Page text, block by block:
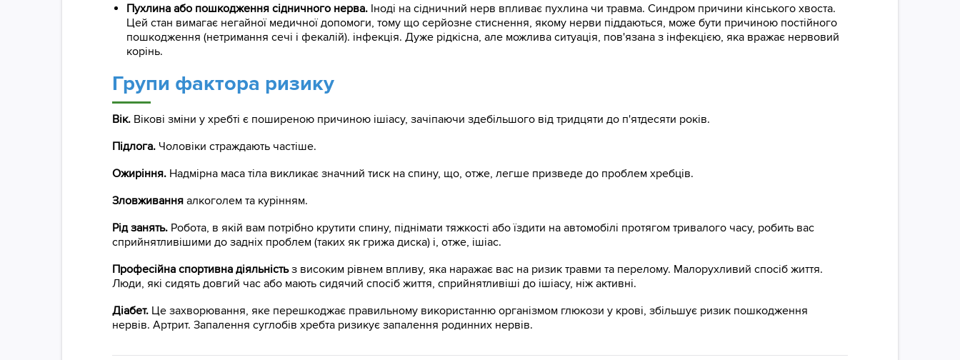
Пухлина або пошкодження сідничного нерва. Іноді на сідничний нерв впливає пухлина чи травма. Синдром причини кінського хвоста.
Цей стан вимагає негайної медичної допомоги, тому що серйозне стиснення, якому нерви піддаються, може бути причиною постійного
пошкодження (нетримання сечі і фекалій). інфекція. Дуже рідкісна, але можлива ситуація, пов'язана з інфекцією, яка вражає нервовий
корінь.
Групи фактора ризику
Вік. Вікові зміни у хребті є поширеною причиною ішіасу, зачіпаючи здебільшого від тридцяти до п'ятдесяти років.
Підлога. Чоловіки страждають частіше.
Ожиріння. Надмірна маса тіла викликає значний тиск на спину, що, отже, легше призведе до проблем хребців.
Зловживання алкоголем та курінням.
Рід занять. Робота, в якій вам потрібно крутити спину, піднімати тяжкості або їздити на автомобілі протягом тривалого часу, робить вас
сприйнятливішими до задніх проблем (таких як грижа диска) і, отже, ішіас.
Професійна спортивна діяльністьз високим рівнем впливу, яка наражає вас на ризик травми та перелому. Малорухливий спосіб життя.
Люди, які сидять довгий час або мають сидячий спосіб життя, сприйнятливіші до ішіасу, ніж активні.
Діабет. Це захворювання, яке перешкоджає правильному використанню організмом глюкози у крові, збільшує ризик пошкодження
нервів. Артрит. Запалення суглобів хребта ризикує запалення родинних нервів.